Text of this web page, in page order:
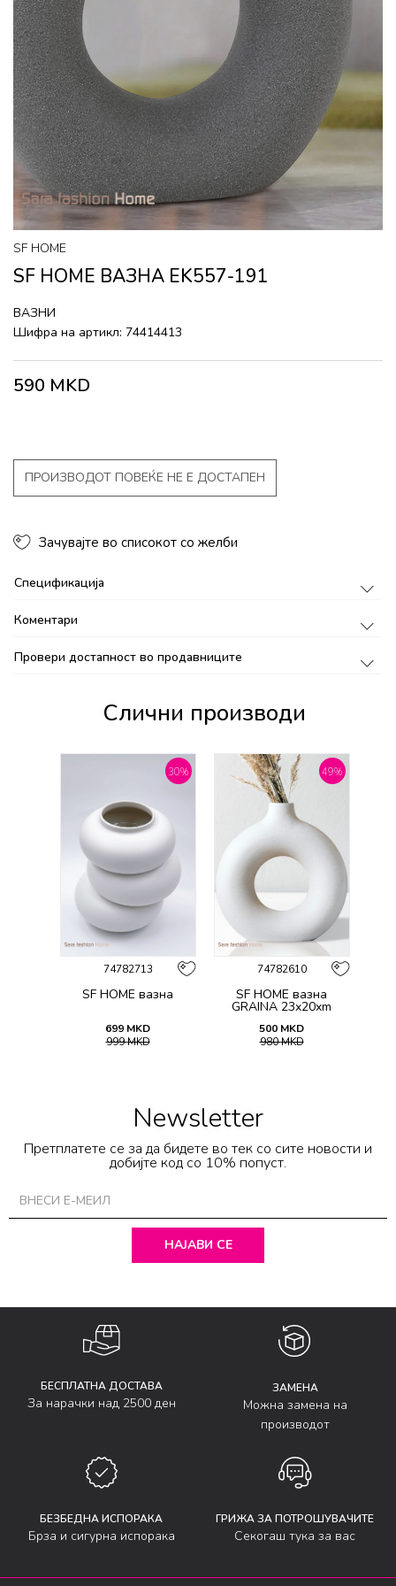
SF HOME
SF HOME ВАЗНА EK557-191
ВАЗНИ
Шифра на артикл: 74414413
590 MKD
ПРОИЗВОДОТ ПОВЕЌЕ НЕ Е ДОСТАПЕН
Зачувајте во списокот со желби
Спецификација
Коментари
Провери достапност во продавниците
Слични производи
30%
74782713
SF HOME вазна
699 MKD
999MKD
49%
74782610
SF HOME вазна
GRAINA 23x20xm
500 MKD
980MKD
Newsletter
Претплатете се за да бидете во тек со сите новости и
добијте код со 10% попуст.
НАЈАВИ СЕ
БЕСПЛАТНА ДОСТАВА
За нарачки над 2500 ден
ЗАМЕНА
Можна замена на
производот
БЕЗБЕДНА ИСПОРАКА
Брза и сигурна испорака
ГРИЖА ЗА ПОТРОШУВАЧИТЕ
Секогаш тука за вас